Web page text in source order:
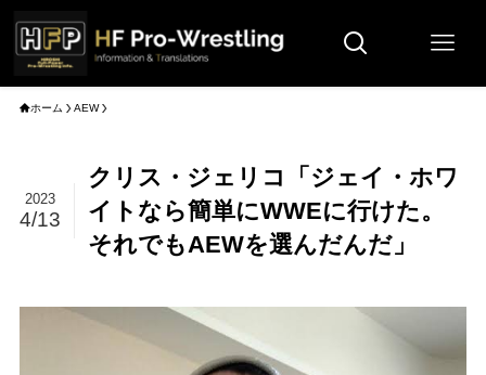
ホーム AEW
クリス・ジェリコ「ジェイ・ホワ
イトなら簡単にWWEに行けた。
それでもAEWを選んだんだ」
2023
4/13